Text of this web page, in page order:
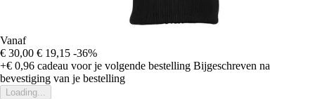
Vanaf
€ 30,00 € 19,15 -36%
+€ 0,96 cadeau voor je volgende bestelling Bijgeschreven na
bevestiging van je bestelling
Loading...